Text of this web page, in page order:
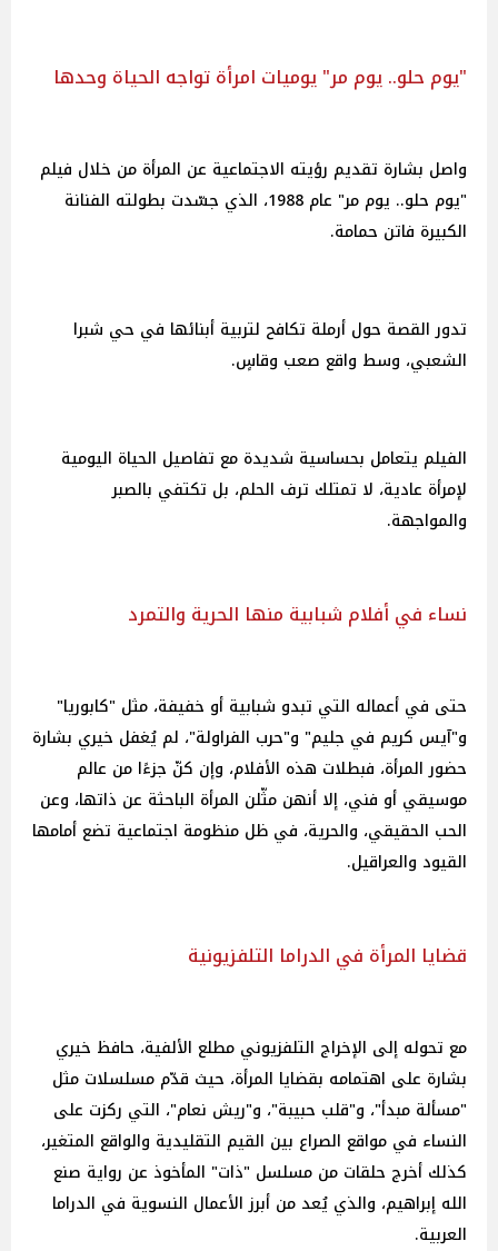
"يوم حلو.. يوم مر" يوميات امرأة تواجه الحياة وحدها
واصل بشارة تقديم رؤيته الاجتماعية عن المرأة من خلال فيلم
"يوم حلو.. يوم مر" عام 1988، الذي جسّدت بطولته الفنانة
الكبيرة فاتن حمامة.
تدور القصة حول أرملة تكافح لتربية أبنائها في حي شبرا
الشعبي، وسط واقع صعب وقاسٍ.
الفيلم يتعامل بحساسية شديدة مع تفاصيل الحياة اليومية
لإمرأة عادية، لا تمتلك ترف الحلم، بل تكتفي بالصبر
والمواجهة.
نساء في أفلام شبابية منها الحرية والتمرد
حتى في أعماله التي تبدو شبابية أو خفيفة، مثل "كابوريا"
و"آيس كريم في جليم" و"حرب الفراولة"، لم يُغفل خيري بشارة
حضور المرأة، فبطلات هذه الأفلام، وإن كنّ جزءًا من عالم
موسيقي أو فني، إلا أنهن مثّلن المرأة الباحثة عن ذاتها، وعن
الحب الحقيقي، والحرية، في ظل منظومة اجتماعية تضع أمامها
القيود والعراقيل.
قضايا المرأة في الدراما التلفزيونية
مع تحوله إلى الإخراج التلفزيوني مطلع الألفية، حافظ خيري
بشارة على اهتمامه بقضايا المرأة، حيث قدّم مسلسلات مثل
"مسألة مبدأ"، و"قلب حبيبة"، و"ريش نعام"، التي ركزت على
النساء في مواقع الصراع بين القيم التقليدية والواقع المتغير،
كذلك أخرج حلقات من مسلسل "ذات" المأخوذ عن رواية صنع
الله إبراهيم، والذي يُعد من أبرز الأعمال النسوية في الدراما
العربية.